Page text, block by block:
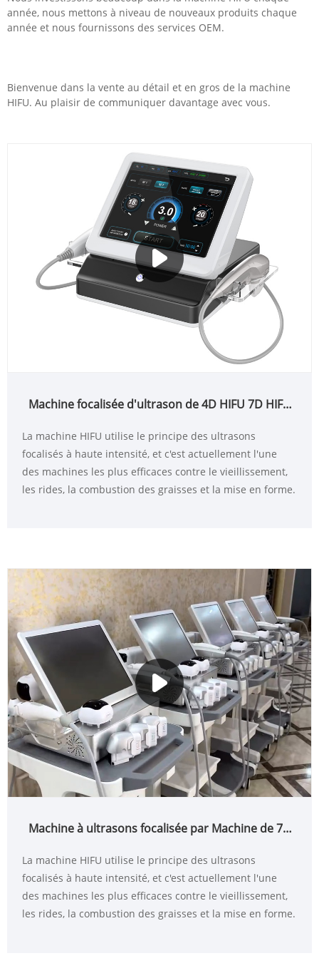
année, nous mettons à niveau de nouveaux produits chaque
année et nous fournissons des services OEM.
Bienvenue dans la vente au détail et en gros de la machine
HIFU. Au plaisir de communiquer davantage avec vous.
Machine focalisée d'ultrason de 4D HIFU 7D HIFU
visage
La machine HIFU utilise le principe des ultrasons
focalisés à haute intensité, et c'est actuellement l'une
des machines les plus efficaces contre le vieillissement,
les rides, la combustion des graisses et la mise en forme.
Machine à ultrasons focalisée par Machine de 7D
brûlant de graisse Anti-âge de levage de visage
amincissant
La machine HIFU utilise le principe des ultrasons
focalisés à haute intensité, et c'est actuellement l'une
des machines les plus efficaces contre le vieillissement,
les rides, la combustion des graisses et la mise en forme.